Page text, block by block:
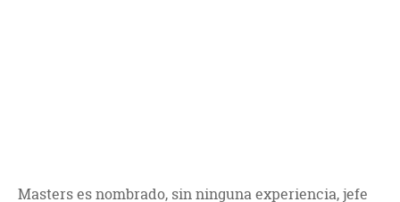
Masters es nombrado, sin ninguna experiencia, jefe